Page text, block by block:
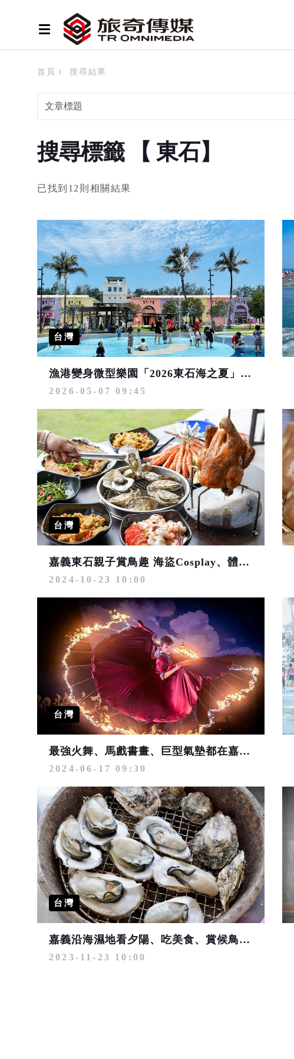
首頁 搜尋結果
搜尋標籤 【 東石】
已找到12則相關結果
台灣
漁港變身微型樂園「2026東石海之夏」主視覺亮相
2026-05-07 09:45
台灣
嘉義東石親子賞鳥趣 海盜Cosplay、體驗美食及沙洲生態教育
2024-10-23 10:00
台灣
最強火舞、馬戲書畫、巨型氣墊都在嘉義 海之夏邀親子盡情來放電
2024-06-17 09:30
台灣
嘉義沿海濕地看夕陽、吃美食、賞候鳥 一次滿足！
2023-11-23 10:00